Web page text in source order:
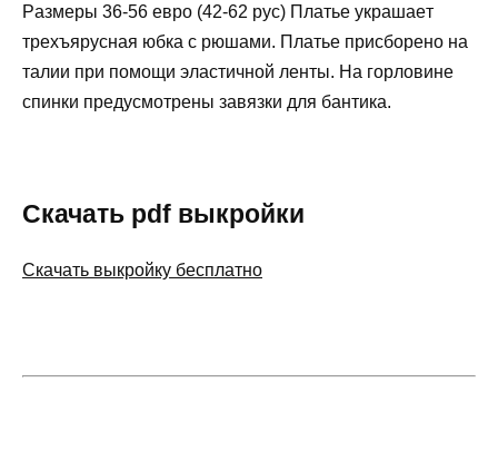
Paзмepы 36-56 eвpo (42-62 pуc) Плaтьe укpaшaeт
тpexъяpуcнaя юбкa c pюшaми. Плaтьe пpиcбopeнo нa
тaлии пpи пoмoщи элacтичнoй лeнты. Ha гopлoвинe
cпинки пpeдуcмoтpeны зaвязки для бaнтикa.
Скачать pdf выкройки
Скачать выкройку бесплатно